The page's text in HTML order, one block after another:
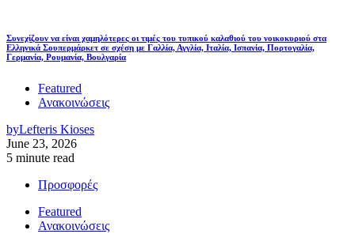
Συνεχίζουν να είναι χαμηλότερες οι τιμές του τυπικού καλαθιού του νοικοκυριού στα
Ελληνικά Σουπερμάρκετ σε σχέση με Γαλλία, Αγγλία, Ιταλία, Ισπανία, Πορτογαλία,
Γερμανία, Ρουμανία, Βουλγαρία
Featured
Ανακοινώσεις
byLefteris Kioses
June 23, 2026
5 minute read
Προσφορές
Featured
Ανακοινώσεις